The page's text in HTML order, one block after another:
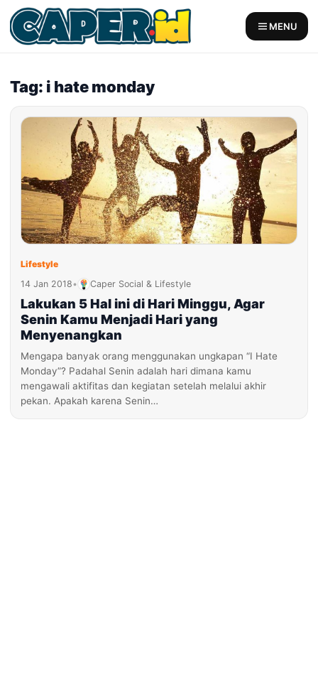
Skip
to
content
MENU
Tag: i hate monday
Lifestyle
14 Jan 2018• Caper Social & Lifestyle
Lakukan 5 Hal ini di Hari Minggu, Agar
Senin Kamu Menjadi Hari yang
Menyenangkan
Mengapa banyak orang menggunakan ungkapan “I Hate
Monday”? Padahal Senin adalah hari dimana kamu
mengawali aktifitas dan kegiatan setelah melalui akhir
pekan. Apakah karena Senin…